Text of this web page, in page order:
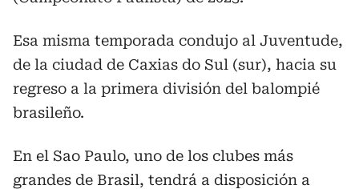
Esa misma temporada condujo al Juventude,
de la ciudad de Caxias do Sul (sur), hacia su
regreso a la primera división del balompié
brasileño.
En el Sao Paulo, uno de los clubes más
grandes de Brasil, tendrá a disposición a